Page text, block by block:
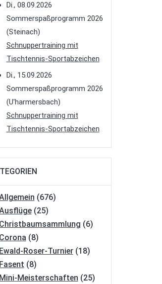
Di., 08.09.2026
Sommerspaßprogramm 2026
(Steinach)
Schnuppertraining mit
Tischtennis-Sportabzeichen
Di., 15.09.2026
Sommerspaßprogramm 2026
(U'harmersbach)
Schnuppertraining mit
Tischtennis-Sportabzeichen
(676)
(25)
Christbaumsammlung (6)
Corona (8)
Ewald-Roser-Turnier(18)
Fasent (8)
Mini-Meisterschaften (25)